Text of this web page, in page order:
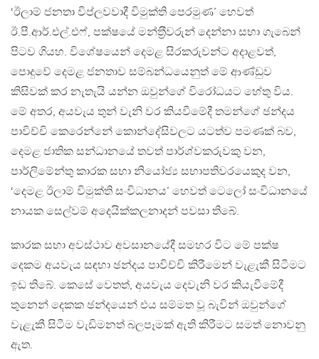
‘ඊලාම් ජනතා විප්ලවවාදී විමුක්ති පෙරමුණ’ හෙවත්
ඊ.පී.ආර්.එල්.එෆ්, පක්ෂයේ මන්ත‍්‍රීවරුන් දෙන්නා සභා ගැබෙන්
පිටව ගියහ. විශේෂයෙන් දෙමළ සිරකරුවන්ට අදාළවත්,
පොදුවේ දෙමළ ජනතාව සම්බන්ධයෙනුත් මේ ආණ්ඩුව
කිසිවක් කර නැතැයි යන්න ඔවුන්ගේ විරෝධයට හේතු විය.
මේ අතර, අයවැය තුන් වැනි වර කියවීමේදී තමන්ගේ ඡන්දය
පාවිච්චි කෙරෙන්නේ කොන්දේසිවලට යටත්ව පමණක් බව,
දෙමළ ජාතික සන්ධානයේ තවත් පාර්ශ්වකරුවකු වන,
පාර්ලිමේන්තු කාරක සභා නියෝජ්‍ය සභාපතිවරයෙකුද වන,
‘දෙමළ ඊලාම් විමුක්ති සංවිධානය’ හෙවත් ටෙලෝ සංවිධානයේ
නායක සෙල්වම් අදෙයික්කලනාදන් පවසා තිබේ.
කාරක සභා අවස්ථාව අවසානයේදී සමහර විට මේ පක්ෂ
දෙකම අයවැය සඳහා ඡන්දය පාවිච්චි කිරීමෙන් වැළැකී සිටීමට
ඉඩ තිබේ. කෙසේ වෙතත්, අයවැය දෙවැනි වර කියැවීමේදී
තුනෙන් දෙකක ඡන්දයෙන් එය සම්මත වූ බැවින් ඔවුන්ගේ
වැළැකී සිටීම වැඩිමනත් බලපෑමක් ඇති කිරීමට සමත් නොවනු
ඇත.